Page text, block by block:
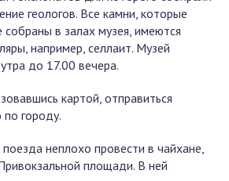
геологов. Все камни, которые
собраны в залах музея, имеются
например, селлаит. Музей
до 17.00 вечера.
картой, отправиться
городу.
неплохо провести в чайхане,
площади. В ней